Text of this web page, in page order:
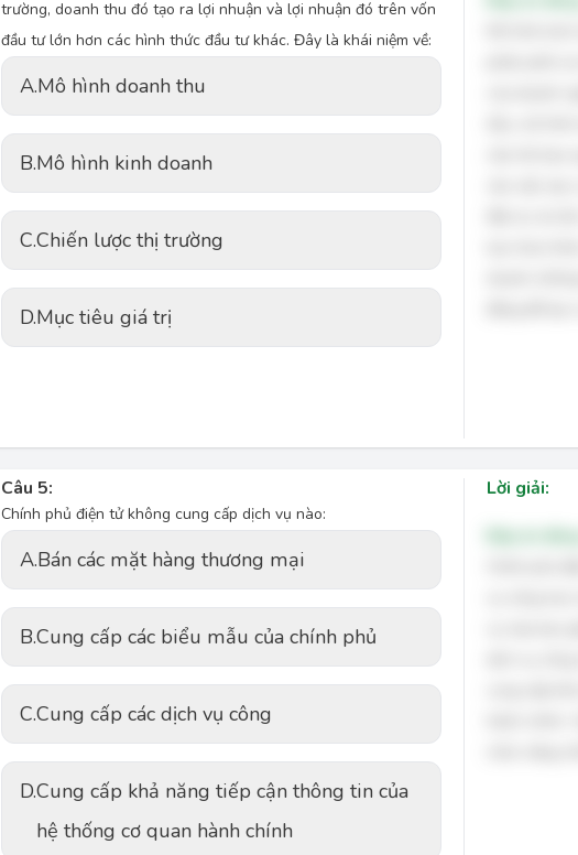
trường, doanh thu đó tạo ra lợi nhuận và lợi nhuận đó trên vốn
đầu tư lớn hơn các hình thức đầu tư khác. Đây là khái niệm về:
A.Mô hình doanh thu
B.Mô hình kinh doanh
C.Chiến lược thị trường
D.Mục tiêu giá trị
Câu 5:
Chính phủ điện tử không cung cấp dịch vụ nào:
A.Bán các mặt hàng thương mại
B.Cung cấp các biểu mẫu của chính phủ
C.Cung cấp các dịch vụ công
D.Cung cấp khả năng tiếp cận thông tin của
hệ thống cơ quan hành chính
Lời giải: